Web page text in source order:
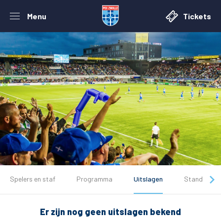
Menu Tickets
Tickets
Matchdays
Spelers en staf Programma Uitslagen Stand
Er zijn nog geen uitslagen bekend